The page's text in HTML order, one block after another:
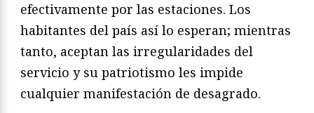
efectivamente por las estaciones. Los
habitantes del país así lo esperan; mientras
tanto, aceptan las irregularidades del
servicio y su patriotismo les impide
cualquier manifestación de desagrado.